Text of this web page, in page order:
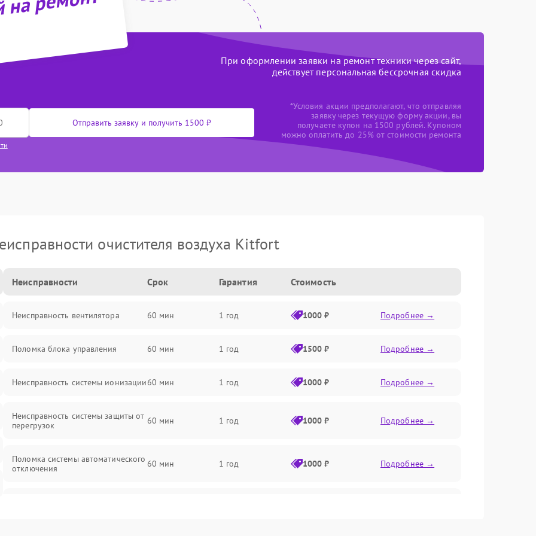
ремонт
При оформлении заявки на ремонт техники через сайт,
действует персональная бессрочная скидка
Отправить заявку и получить 1500 ₽
*Условия акции предполагают, что отправляя
заявку через текущую форму акции, вы
получаете купон на 1500 рублей. Купоном
можно оплатить до 25% от стоимости ремонта
очистителя воздуха Kitfort
Неисправности Срок Гарантия Стоимость
Неисправность вентилятора 60 мин 1 год 1000 ₽ Подробнее →
Поломка блока управления 60 мин 1 год 1500 ₽ Подробнее →
Неисправность системы ионизации60 мин 1 год 1000 ₽ Подробнее →
Неисправность системы защиты от
перегрузок
60 мин 1 год 1000 ₽ Подробнее →
Поломка системы автоматического
отключения
60 мин 1 год 1000 ₽ Подробнее →